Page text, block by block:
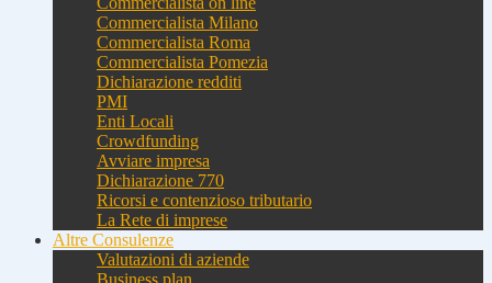
Commercialista Milano
Commercialista Roma
Commercialista Pomezia
Dichiarazione redditi
PMI
Enti Locali
Crowdfunding
Avviare impresa
Dichiarazione 770
Ricorsi e contenzioso tributario
La Rete di imprese
Altre Consulenze
Valutazioni di aziende
Business plan